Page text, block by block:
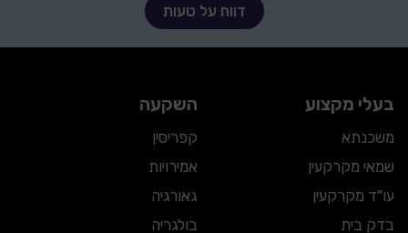
דווח על טעות
בעלי מקצוע
משכנתא
שמאי מקרקעין
עו"ד מקרקעין
בדק בית
השקעה
קפריסין
אמירויות
גאורגיה
בולגריה